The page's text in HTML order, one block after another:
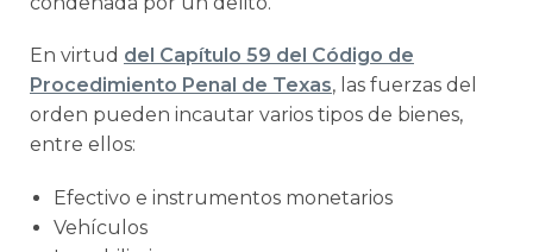
En virtud del Capítulo 59 del Código de
Procedimiento Penal de Texas, las fuerzas del
orden pueden incautar varios tipos de bienes,
entre ellos:
Efectivo e instrumentos monetarios
Vehículos